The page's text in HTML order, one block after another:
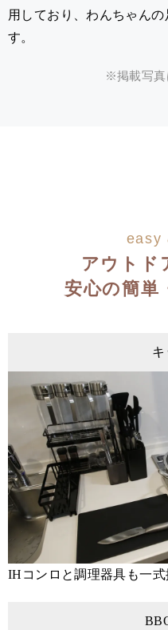
用しており、わんちゃん
す。
※掲載写真
easy
アウトド
安心の簡単
キ
IHコンロと調理器具も一式